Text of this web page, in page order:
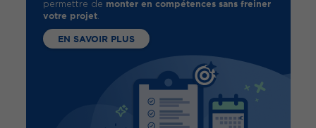
permettre de monter en compétences sans freiner
votre projet.
EN SAVOIR PLUS